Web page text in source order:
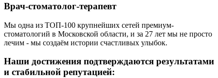
Врач-стоматолог-терапевт
Мы одна из ТОП-100 крупнейших сетей премиум-
стоматологий в Московской области, и за 27 лет мы не просто
лечим - мы создаём истории счастливых улыбок.
Наши достижения подтверждаются результатами
и стабильной репутацией: